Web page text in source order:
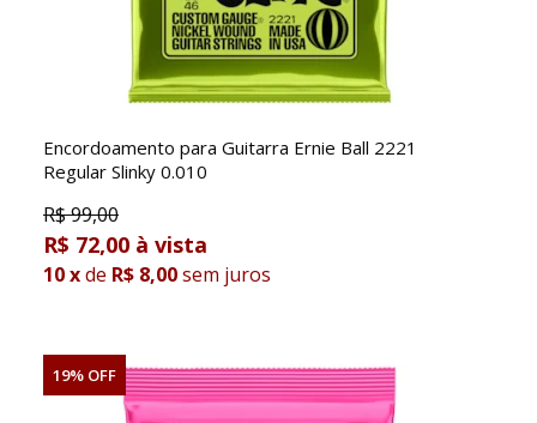
Encordoamento para Guitarra Ernie Ball 2221
Regular Slinky 0.010
R$99,00
R$ 72,00
10xde R$ 8,00sem juros
19% OFF